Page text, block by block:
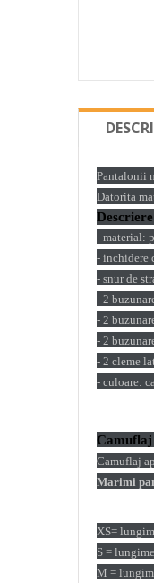
Pantalonii
Datorita
- material:
- inchidere
- snur de
- 2
- 2
- 2
- 2 cleme
- culoare:
Camuflaj
Camuflaj
Marimi
XS=
S =
M =